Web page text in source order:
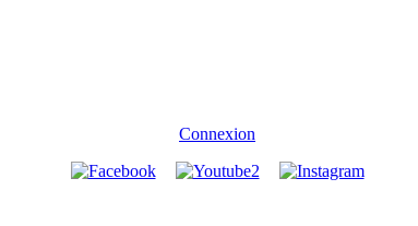
Connexion